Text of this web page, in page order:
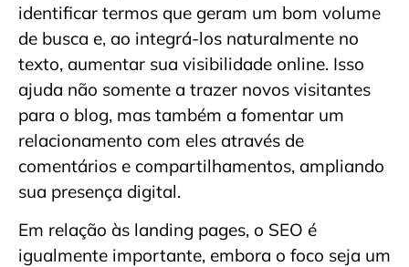
identificar termos que geram um bom volume
de busca e, ao integrá-los naturalmente no
texto, aumentar sua visibilidade online. Isso
ajuda não somente a trazer novos visitantes
para o blog, mas também a fomentar um
relacionamento com eles através de
comentários e compartilhamentos, ampliando
sua presença digital.
Em relação às landing pages, o SEO é
igualmente importante, embora o foco seja um